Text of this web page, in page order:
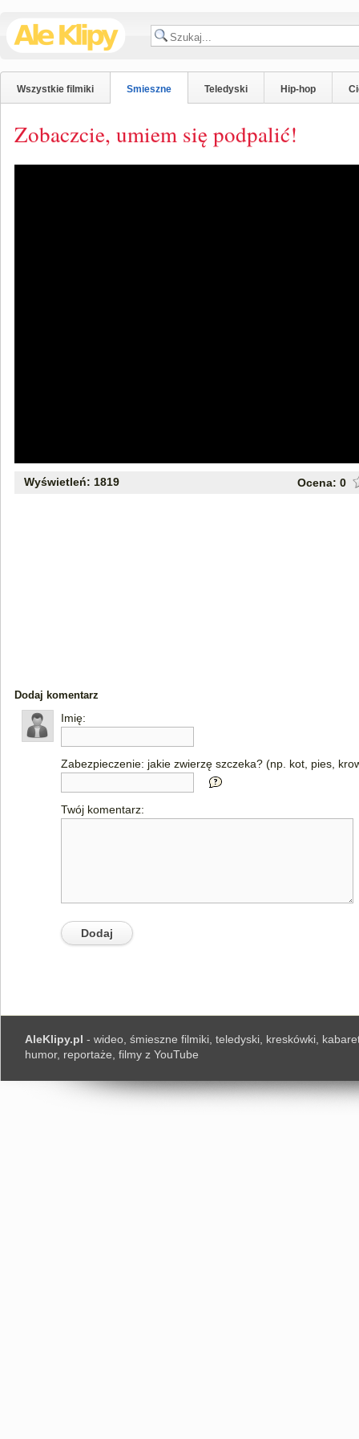
Wszystkie filmiki Smieszne Teledyski Hip-hop
Zobaczcie, umiem się podpalić!
Wyświetleń: 1819 Ocena: 0
Dodaj komentarz
Imię:
Zabezpieczenie: jakie zwierzę szczeka? (np. kot, pies,
Twój komentarz:
AleKlipy.pl - wideo, śmieszne filmiki, teledyski, kreskówki,
humor, reportaże, filmy z YouTube